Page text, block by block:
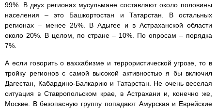
99%. В двух регионах мусульмане составляют около половины
населения – это Башкортостан и Татарстан. В остальных
регионах – менее 25%. В Адыгее и в Астраханской области
около 20%. В целом, по стране – 10%. По опросам – порядка
7%.
А если говорить о ваххабизме и террористической угрозе, то в
тройку регионов с самой высокой активностью я бы включил
Дагестан, Кабардино-Балкарию и Татарстан. Не очень веселая
ситуация в Ставропольском крае, в Астрахани и, конечно же,
Москве. В безопасную группу попадают Амурская и Еврейские